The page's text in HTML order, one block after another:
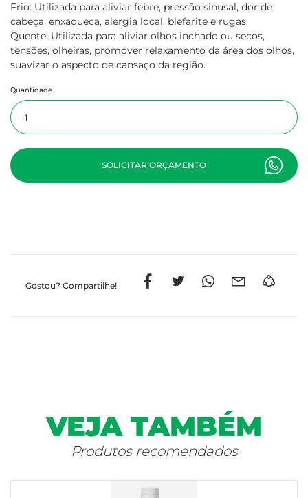
Frio: Utilizada para aliviar febre, pressão sinusal, dor de
cabeça, enxaqueca, alergia local, blefarite e rugas.
Quente: Utilizada para aliviar olhos inchado ou secos,
tensões, olheiras, promover relaxamento da área dos olhos,
suavizar o aspecto de cansaço da região.
Quantidade
SOLICITAR ORÇAMENTO
Gostou? Compartilhe!
VEJA TAMBÉM
Produtos recomendados